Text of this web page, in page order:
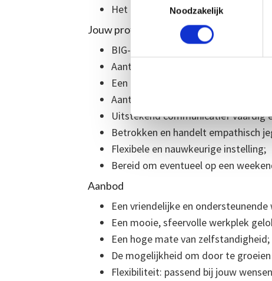
Noodzakelijk
Het bieden van uitzonderlijke
Jouw profiel
BIG-geregistreerd (basis)arts bij
Aantal uren in overleg;
Een passie voor de esthetische
Aantoonbare ervaring op het
Uitstekend communicatief vaardig
Betrokken en handelt empathisch
Flexibele en nauwkeurige instelling;
Bereid om eventueel op een
Aanbod
Een vriendelijke en
Een mooie, sfeervolle werkplek
Een hoge mate van zelfstandigheid;
De mogelijkheid om door te
Flexibiliteit: passend bij jouw